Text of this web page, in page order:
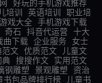
好玩的手机游戏推荐
培训 英语培训
职业培
戏大全
手机游戏下载
奇石 抖音代运营 十大
曲下载 企业服务
女士
范文 优质范文
儿童文
典 搜搜作文
实用范文
钢雕塑 景观雕塑
资治
书包品牌排行榜 儿童书